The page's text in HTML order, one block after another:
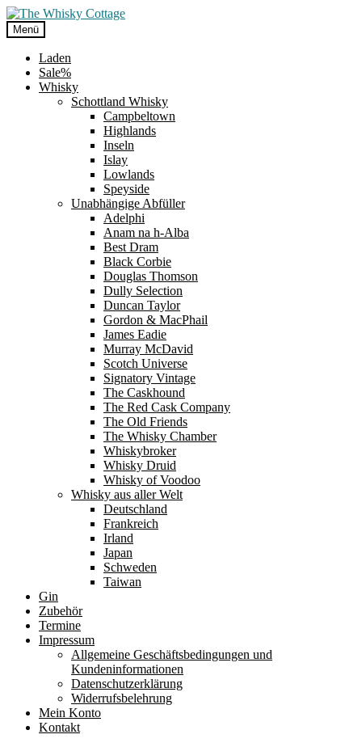
Zur
Navigation
springen
Zum
Inhalt
springen
Menü
Laden
Sale%
Whisky
Schottland Whisky
Campbeltown
Highlands
Inseln
Islay
Lowlands
Speyside
Unabhängige Abfüller
Adelphi
Anam na h-Alba
Best Dram
Black Corbie
Douglas Thomson
Dully Selection
Duncan Taylor
Gordon & MacPhail
James Eadie
Murray McDavid
Scotch Universe
Signatory Vintage
The Caskhound
The Red Cask Company
The Old Friends
The Whisky Chamber
Whiskybroker
Whisky Druid
Whisky of Voodoo
Whisky aus aller Welt
Deutschland
Frankreich
Irland
Japan
Schweden
Taiwan
Gin
Zubehör
Termine
Impressum
Allgemeine Geschäftsbedingungen und
Kundeninformationen
Datenschutzerklärung
Widerrufsbelehrung
Mein Konto
Kontakt